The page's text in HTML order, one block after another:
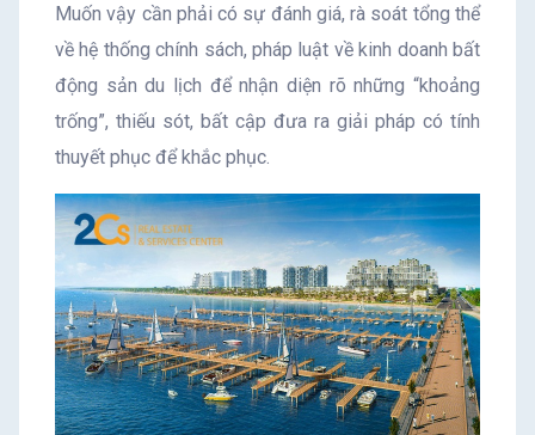
Muốn vậy cần phải có sự đánh giá, rà soát tổng thể
về hệ thống chính sách, pháp luật về kinh doanh bất
động sản du lịch để nhận diện rõ những “khoảng
trống”, thiếu sót, bất cập đưa ra giải pháp có tính
thuyết phục để khắc phục.